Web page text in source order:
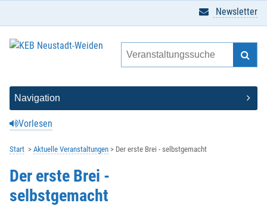
Vorlesen
Newsletter
Start Aktuelle Veranstaltungen Der erste Brei - selbstgemacht
Der erste Brei -
selbstgemacht